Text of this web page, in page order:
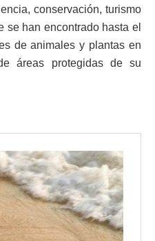
conservación, turismo
se han encontrado hasta el
de animales y plantas en
áreas protegidas de su